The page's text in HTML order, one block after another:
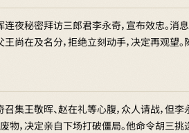
夜秘密拜访三郎君李永奇，宣布效忠。消
尚在及名分，拒绝立刻动手，决定再观望
集王敬晖、赵在礼等心腹，众人请战，但
物，决定亲自下场打破僵局。他命令胡三